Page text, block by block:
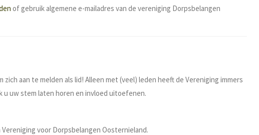
of gebruik algemene e-mailadres van de vereniging Dorpsbelangen
aan te melden als lid! Alleen met (veel) leden heeft de Vereniging immers
uw stem laten horen en invloed uitoefenen.
voor Dorpsbelangen Oosternieland.